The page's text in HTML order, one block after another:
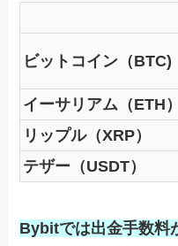
ビットコイン（BTC)
イーサリアム（ETH）
リップル（XRP）
テザー（USDT）
Bybitでは出金手数料